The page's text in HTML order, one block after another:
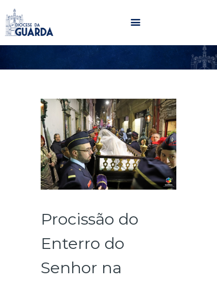
HOME
PARÓQUIAS
NOTÍCIAS
AGENDA
MULTIMÉDIA
SENTIR COM A IGREJA
CONTACTOS
Procissão do
Enterro do
Senhor na